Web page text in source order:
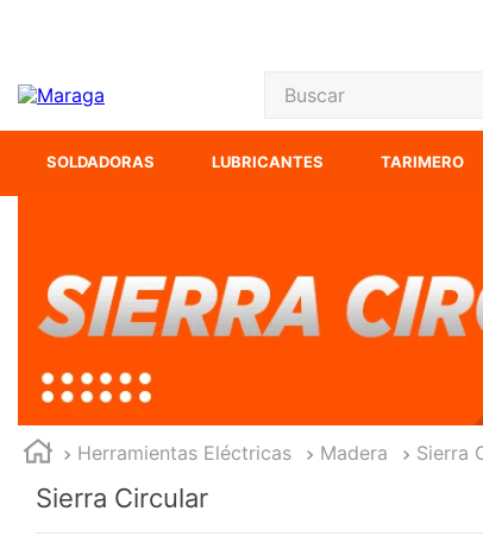
Buscar
SOLDADORAS LUBRICANTES TARIMERO
Herramientas Eléctricas Madera Sierra
Sierra Circular
4.
sierra
5
sierra
7.
clavos